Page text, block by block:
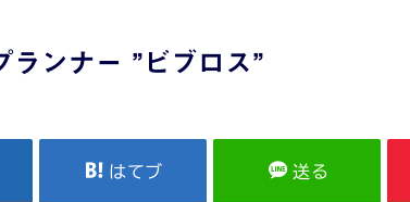
ランナー ”ビブロス”
はてブ 送る